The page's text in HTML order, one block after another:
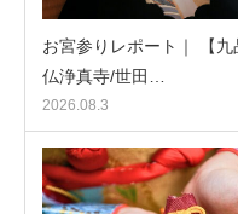
お宮参りレポート｜ 【九
仏浄真寺/世田…
2026.08.3